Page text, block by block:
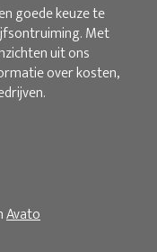
goede keuze te
Met
uit ons
over kosten,
Avato